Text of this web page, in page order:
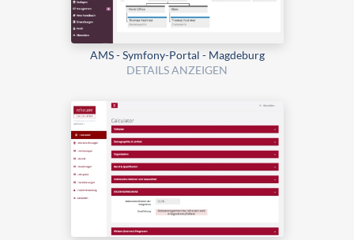
AMS - Symfony-Portal - Magdeburg
DETAILS ANZEIGEN